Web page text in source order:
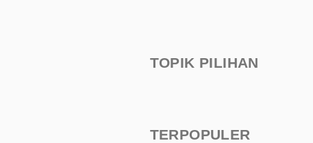
TOPIK PILIHAN
TERPOPULER